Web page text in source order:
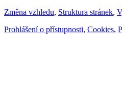
Změna vzhledu, Struktura stránek,
Prohlášení o přístupnosti, Cookies,